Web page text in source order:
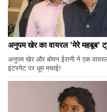
अनुपम खेर का वायरल 'मेरे महबूब'
अनुपम खेर और बोमन ईरानी ने एक
इंटरनेट पर धूम मचाई!